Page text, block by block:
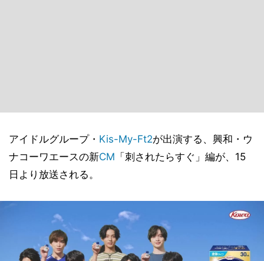
アイドルグループ・ Kis-My-Ft2が出演する、興和・ウ
ナコーワエースの新CM 「刺されたらすぐ」編が、15
日より放送される。